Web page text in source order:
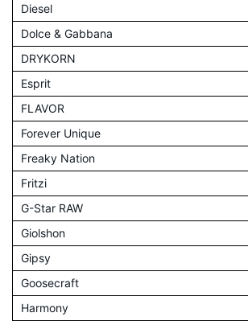
Diesel
Dolce & Gabbana
DRYKORN
Esprit
FLAVOR
Forever Unique
Freaky Nation
Fritzi
G-Star RAW
Giolshon
Gipsy
Goosecraft
Harmony